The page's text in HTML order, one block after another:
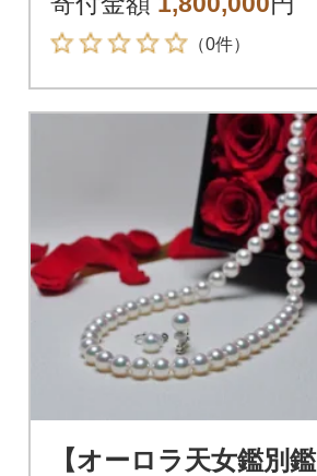
リ
（0件）
【オーロラ天女鑑別鑑